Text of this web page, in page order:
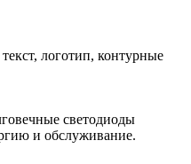
логотип, контурные
светодиоды
и обслуживание.